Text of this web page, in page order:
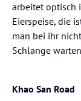
arbeitet optisch
Eierspeise, die
man bei ihr
Schlange
Khao San Road